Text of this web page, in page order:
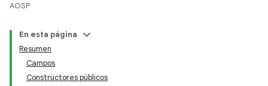
AOSP
En esta página
Resumen
Campos
Constructores públicos